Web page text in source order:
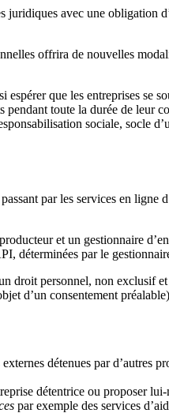
juridiques avec une
offrira de nouvelles
espérer que les entreprises se
pendant toute la durée de leur
sociale, socle
par les services en ligne
et un gestionnaire
déterminées par le
droit personnel, non exclusif
d’un consentement
détenues par d’autres
détentrice ou proposer
par exemple des services